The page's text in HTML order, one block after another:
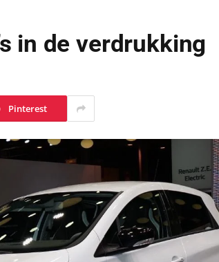
in de verdrukking
Pinterest